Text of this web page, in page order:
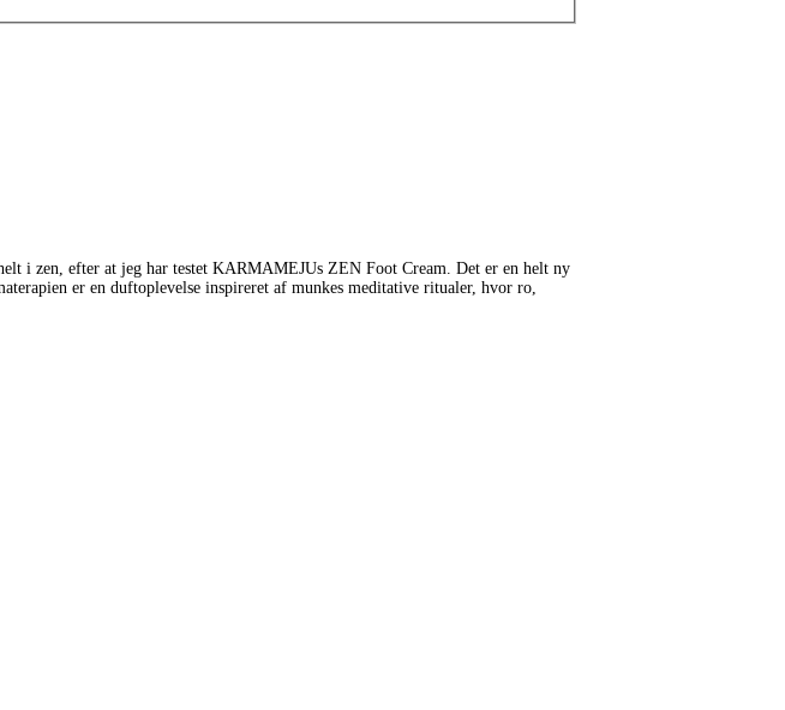
i zen, efter at jeg har testet KARMAMEJUs ZEN Foot Cream. Det er en helt ny
er en duftoplevelse inspireret af munkes meditative ritualer, hvor ro,